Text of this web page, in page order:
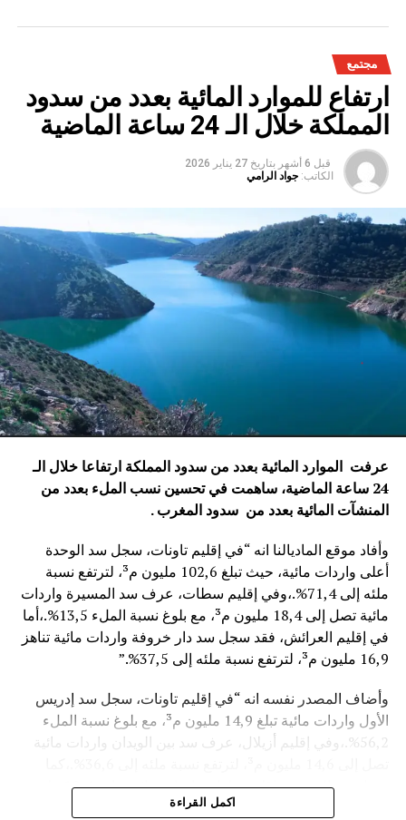
مجتمع
ارتفاع للموارد المائية بعدد من سدود
المملكة خلال الـ 24 ساعة الماضية
قبل 6 أشهر بتاريخ 27 يناير 2026
الكاتب: جواد الرامي
عرفت الموارد المائية بعدد من سدود المملكة ارتفاعا خلال الـ
24 ساعة الماضية، ساهمت في تحسين نسب الملء بعدد من
المنشآت المائية بعدد من سدود المغرب .
وأفاد موقع الماديالنا انه “في إقليم تاونات، سجل سد الوحدة
أعلى واردات مائية، حيث تبلغ 102,6 مليون م³، لترتفع نسبة
ملئه إلى 71,4%.،وفي إقليم سطات، عرف سد المسيرة واردات
مائية تصل إلى 18,4 مليون م³، مع بلوغ نسبة الملء 13,5%.،أما
في إقليم العرائش، فقد سجل سد دار خروفة واردات مائية تناهز
16,9 مليون م³، لترتفع نسبة ملئه إلى 37,5%.”
وأضاف المصدر نفسه انه “في إقليم تاونات، سجل سد إدريس
الأول واردات مائية تبلغ 14,9 مليون م³، مع بلوغ نسبة الملء
56,2%.،وفي إقليم أزيلال، عرف سد بين الويدان واردات مائية
اكمل القراءة